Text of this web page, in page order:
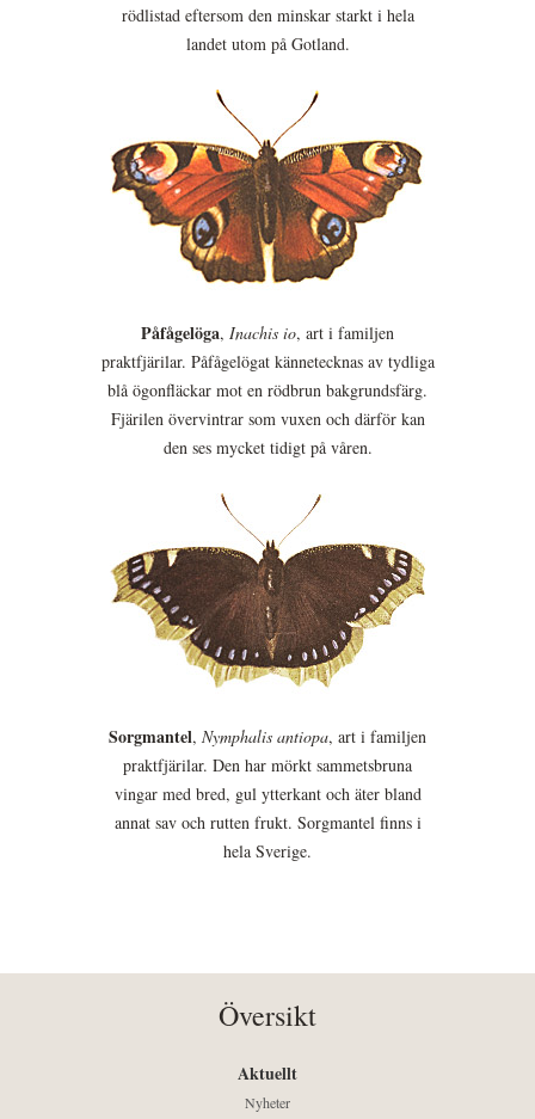
rödlistad eftersom den minskar starkt i hela
landet utom på Gotland.
Påfågelöga, Inachis io, art i familjen
praktfjärilar. Påfågelögat kännetecknas av tydliga
blå ögonfläckar mot en rödbrun bakgrundsfärg.
Fjärilen övervintrar som vuxen och därför kan
den ses mycket tidigt på våren.
Sorgmantel, Nymphalis antiopa, art i familjen
praktfjärilar. Den har mörkt sammetsbruna
vingar med bred, gul ytterkant och äter bland
annat sav och rutten frukt. Sorgmantel finns i
hela Sverige.
Översikt
Aktuellt
Nyheter